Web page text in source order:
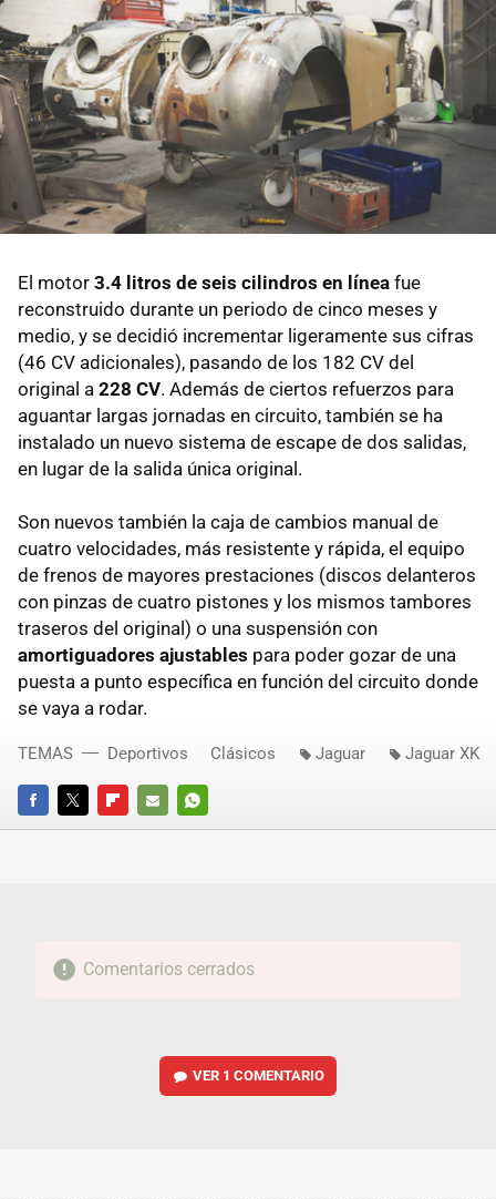
El motor 3.4 litros de seis cilindros en línea fue
reconstruido durante un periodo de cinco meses y
medio, y se decidió incrementar ligeramente sus cifras
(46 CV adicionales), pasando de los 182 CV del
original a 228 CV. Además de ciertos refuerzos para
aguantar largas jornadas en circuito, también se ha
instalado un nuevo sistema de escape de dos salidas,
en lugar de la salida única original.
Son nuevos también la caja de cambios manual de
cuatro velocidades, más resistente y rápida, el equipo
de frenos de mayores prestaciones (discos delanteros
con pinzas de cuatro pistones y los mismos tambores
traseros del original) o una suspensión con
amortiguadores ajustables para poder gozar de una
puesta a punto específica en función del circuito donde
se vaya a rodar.
FACEBOOKTWITTERFLIPBOARD
E-
WHATSAPP
TEMAS Deportivos Clásicos Jaguar Jaguar XK
Comentarios cerrados
VER 1 COMENTARIO